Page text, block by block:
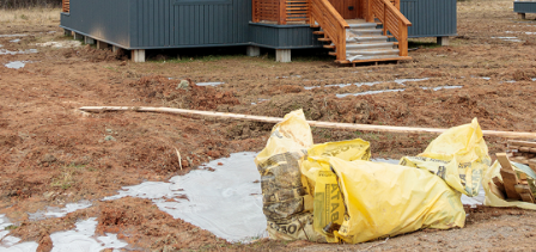
Установлены крыльцо и терраса
Дом по адресу
ул. Зелёная, 46а